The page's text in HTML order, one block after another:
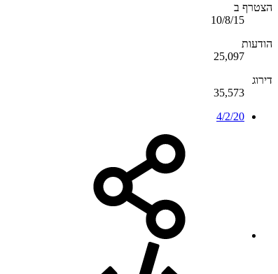
הצטרף ב
10/8/15
הודעות
25,097
דירוג
35,573
4/2/20